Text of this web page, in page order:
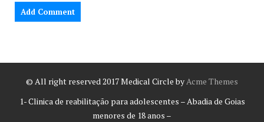
© All right reserved 2017Medical Circle byAcme Themes
1- Clinica de reabilitação para adolescentes – Abadia de Goias
menores de 18 anos –